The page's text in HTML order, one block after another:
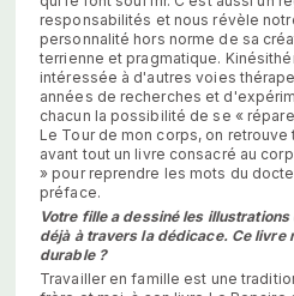
responsabilités et nous révèle
personnalité hors norme de sa
terrienne et pragmatique.
intéressée à d'autres voies
années de recherches et
chacun la possibilité de se «
Le Tour de mon corps, on
avant tout un livre consacré au
» pour reprendre les mots du
préface.
Votre fille a dessiné les
déjà à travers la dédicace. Ce
durable ?
Travailler en famille est une